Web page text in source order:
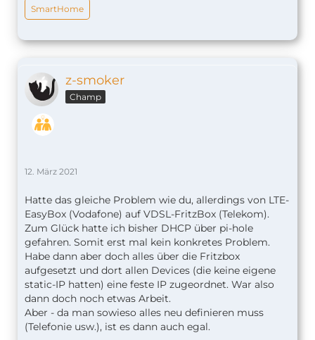
SmartHome
z-smoker
Champ
12. März 2021
Hatte das gleiche Problem wie du, allerdings von LTE-
EasyBox (Vodafone) auf VDSL-FritzBox (Telekom).
Zum Glück hatte ich bisher DHCP über pi-hole
gefahren. Somit erst mal kein konkretes Problem.
Habe dann aber doch alles über die Fritzbox
aufgesetzt und dort allen Devices (die keine eigene
static-IP hatten) eine feste IP zugeordnet. War also
dann doch noch etwas Arbeit.
Aber - da man sowieso alles neu definieren muss
(Telefonie usw.), ist es dann auch egal.